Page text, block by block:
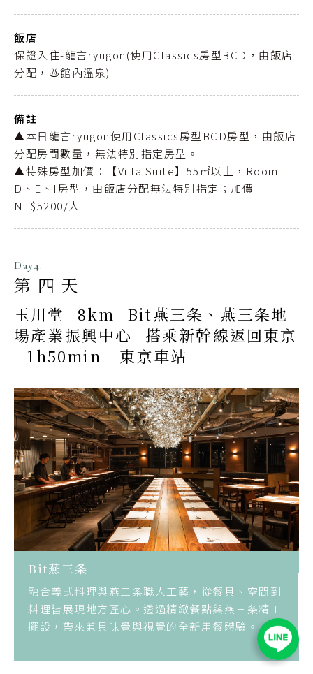
飯店
保證入住-龍言ryugon(使用Classics房型BCD，由飯店
分配，♨️館內溫泉)
備註
▲本日龍言ryugon使用Classics房型BCD房型，由飯店
分配房間數量，無法特別指定房型。
▲特殊房型加價：【Villa Suite】55㎡以上，Room
D、E、I房型，由飯店分配無法特別指定；加價
NT$5200/人
Day4.
第四天
玉川堂 -8km- Bit燕三条、燕三条地
場產業振興中心- 搭乘新幹線返回東京
- 1h50min - 東京車站
Bit燕三条
融合義式料理與燕三条職人工藝，從餐具、空間到
料理皆展現地方匠心。透過精緻餐點與燕三条精工
擺設，帶來兼具味覺與視覺的全新用餐體驗。